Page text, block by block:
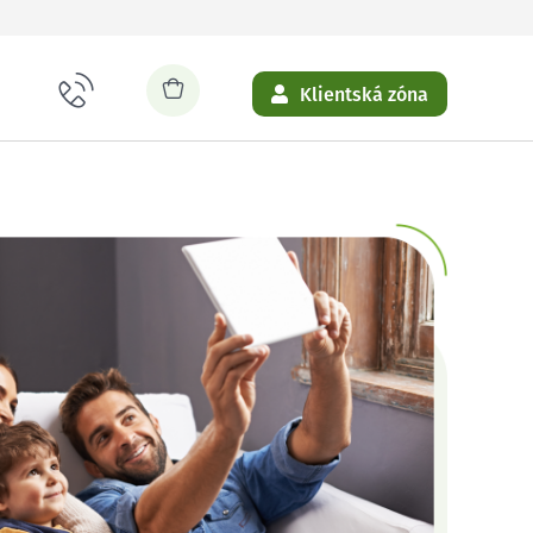
Klientská zóna